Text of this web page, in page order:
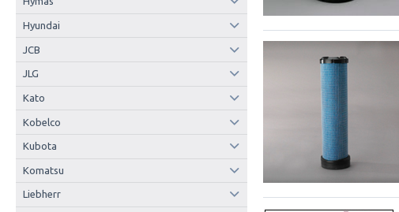
Hyundai
JCB
JLG
Kato
Kobelco
Kubota
Komatsu
Liebherr